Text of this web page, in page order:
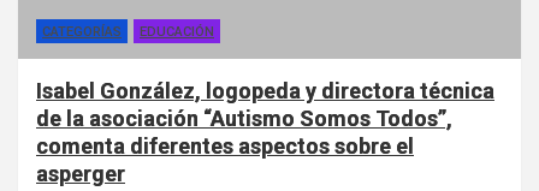
CATEGORÍAS EDUCACIÓN
Isabel González, logopeda y directora técnica
de la asociación “Autismo Somos Todos”,
comenta diferentes aspectos sobre el
asperger